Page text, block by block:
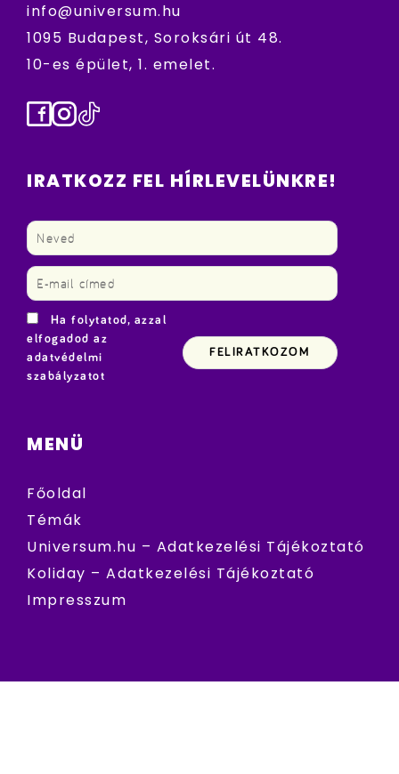
info@universum.hu
1095 Budapest, Soroksári út 48.
10-es épület, 1. emelet.
Facebook
Instagram
TikTok
IRATKOZZ FEL HÍRLEVELÜNKRE!
Ha folytatod, azzal
elfogadod az
adatvédelmi
szabályzatot
MENÜ
Főoldal
Témák
Universum.hu – Adatkezelési Tájékoztató
Koliday – Adatkezelési Tájékoztató
Impresszum